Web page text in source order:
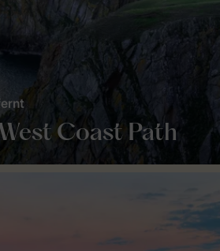
Coast Path